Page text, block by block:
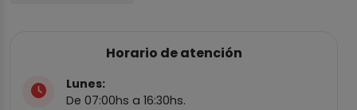
Horario de atención
Lunes:
De 07:00hs a 16:30hs.